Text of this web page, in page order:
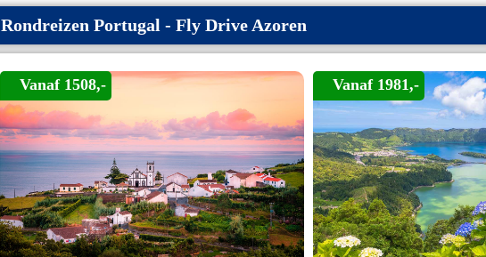
Rondreizen Portugal - Fly Drive Azoren
Vanaf 1508,- Vanaf 1981,-